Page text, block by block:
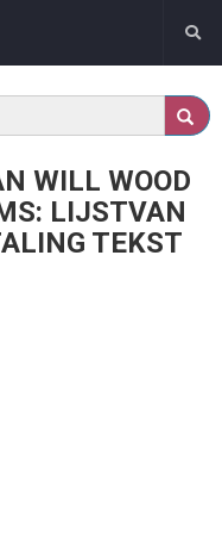
WILL WOOD
LIJSTVAN
TEKST